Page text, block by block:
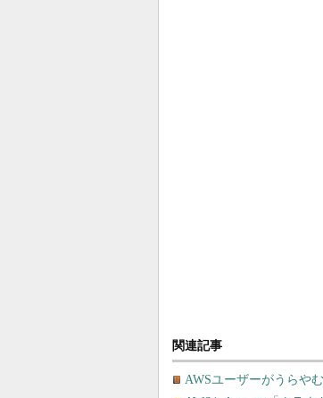
関連記事
AWSユーザーがうらや